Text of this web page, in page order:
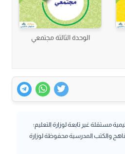
الوحدة الثالثة مجتمعي
مستقلة غير تابعة لوزارة التعليم؛
والكتب المدرسية محفوظة لوزارة